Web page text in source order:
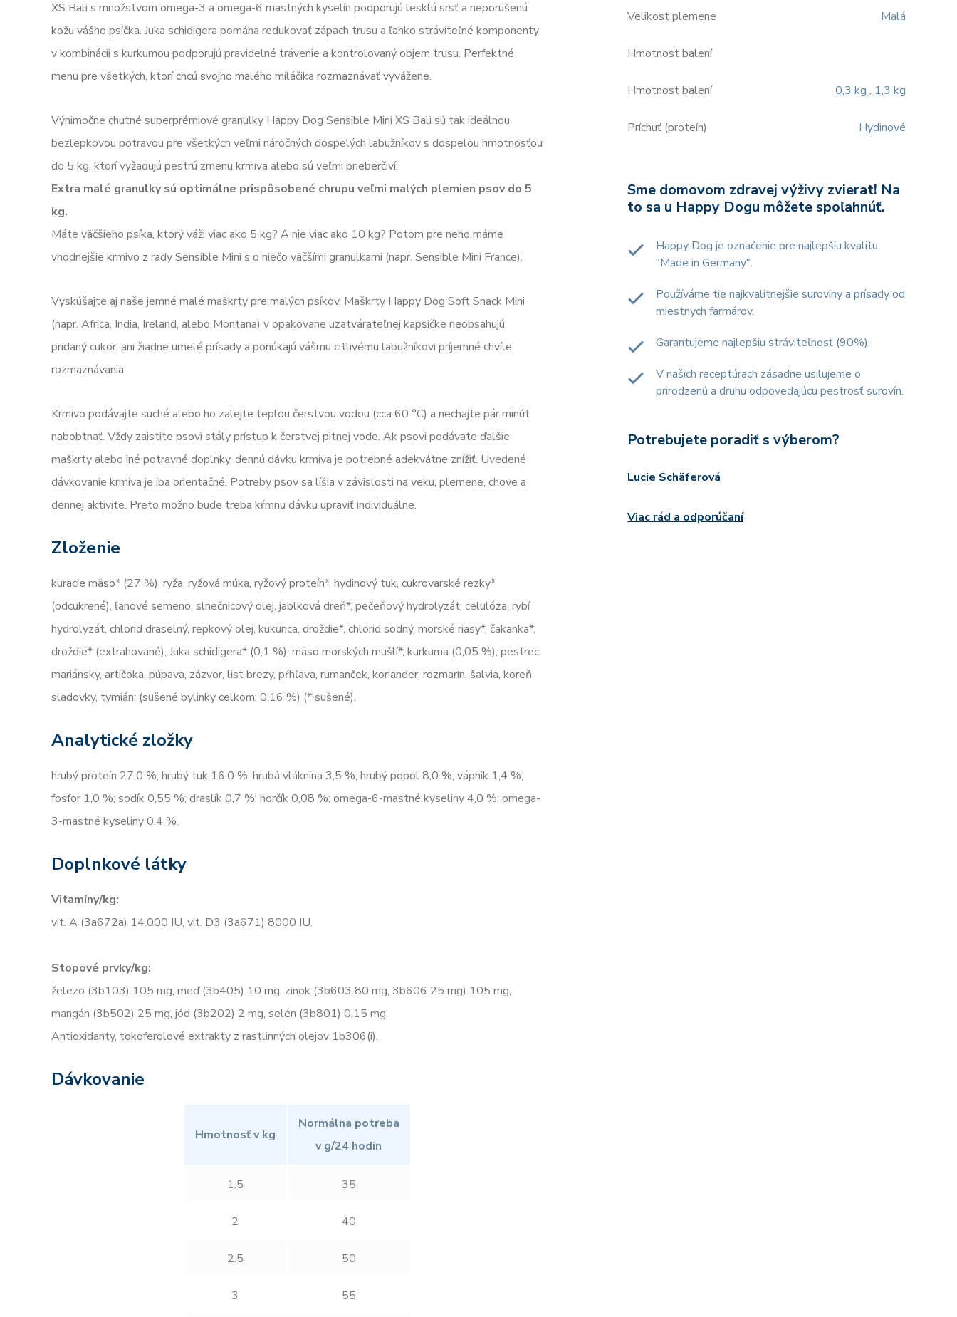
XS Bali s množstvom omega-3 a omega-6 mastných kyselín podporujú lesklú srsť a neporušenú
kožu vášho psíčka. Juka schidigera pomáha redukovať zápach trusu a ľahko stráviteľné komponenty
v kombinácii s kurkumou podporujú pravidelné trávenie a kontrolovaný objem trusu. Perfektné
menu pre všetkých, ktorí chcú svojho malého miláčika rozmaznávať vyvážene.
Výnimočne chutné superprémiové granulky Happy Dog Sensible Mini XS Bali sú tak ideálnou
bezlepkovou potravou pre všetkých veľmi náročných dospelých labužníkov s dospelou hmotnosťou
do 5 kg, ktorí vyžadujú pestrú zmenu krmiva alebo sú veľmi prieberčiví.
Extra malé granulky sú optimálne prispôsobené chrupu veľmi malých plemien psov do 5
kg.
Máte väčšieho psíka, ktorý váži viac ako 5 kg? A nie viac ako 10 kg? Potom pre neho máme
vhodnejšie krmivo z rady Sensible Mini s o niečo väčšími granulkami (napr. Sensible Mini France).
Vyskúšajte aj naše jemné malé maškrty pre malých psíkov. Maškrty Happy Dog Soft Snack Mini
(napr. Africa, India, Ireland, alebo Montana) v opakovane uzatvárateľnej kapsičke neobsahujú
pridaný cukor, ani žiadne umelé prísady a ponúkajú vášmu citlivému labužníkovi príjemné chvíle
rozmaznávania.
Krmivo podávajte suché alebo ho zalejte teplou čerstvou vodou (cca 60 °C) a nechajte pár minút
nabobtnať. Vždy zaistite psovi stály prístup k čerstvej pitnej vode. Ak psovi podávate ďalšie
maškrty alebo iné potravné doplnky, dennú dávku krmiva je potrebné adekvátne znížiť. Uvedené
dávkovanie krmiva je iba orientačné. Potreby psov sa líšia v závislosti na veku, plemene, chove a
dennej aktivite. Preto možno bude treba kŕmnu dávku upraviť individuálne.
Zloženie
kuracie mäso* (27 %), ryža, ryžová múka, ryžový proteín*, hydinový tuk, cukrovarské rezky*
(odcukrené), ľanové semeno, slnečnicový olej, jablková dreň*, pečeňový hydrolyzát, celulóza, rybí
hydrolyzát, chlorid draselný, repkový olej, kukurica, droždie*, chlorid sodný, morské riasy*, čakanka*,
droždie* (extrahované), Juka schidigera* (0,1 %), mäso morských mušlí*, kurkuma (0,05 %), pestrec
mariánsky, artičoka, púpava, zázvor, list brezy, pŕhľava, rumanček, koriander, rozmarín, šalvia, koreň
sladovky, tymián; (sušené bylinky celkom: 0,16 %) (* sušené).
Analytické zložky
hrubý proteín 27,0 %; hrubý tuk 16,0 %; hrubá vláknina 3,5 %; hrubý popol 8,0 %; vápnik 1,4 %;
fosfor 1,0 %; sodík 0,55 %; draslík 0,7 %; horčík 0,08 %; omega-6-mastné kyseliny 4,0 %; omega-
3-mastné kyseliny 0,4 %.
Doplnkové látky
Vitamíny/kg:
vit. A (3a672a) 14.000 IU, vit. D3 (3a671) 8000 IU.
Stopové prvky/kg:
železo (3b103) 105 mg, meď (3b405) 10 mg, zinok (3b603 80 mg, 3b606 25 mg) 105 mg,
mangán (3b502) 25 mg, jód (3b202) 2 mg, selén (3b801) 0,15 mg.
Antioxidanty, tokoferolové extrakty z rastlinných olejov 1b306(i).
Dávkovanie
Hmotnosť v kg
Normálna potreba
v g/24 hodin
1.5 35
2 40
2.5 50
3 55
Velikost plemene Malá
Hmotnost balení
Hmotnost balení 0,3 kg , 1,3 kg
Príchuť (proteín) Hydinové
Sme domovom zdravej výživy zvierat! Na
to sa u Happy Dogu môžete spoľahnúť.
Happy Dog je označenie pre najlepšiu kvalitu
"Made in Germany".
Používáme tie najkvalitnejšie suroviny a prísady od
miestnych farmárov.
Garantujeme najlepšiu stráviteľnosť (90%).
V našich receptúrach zásadne usilujeme o
prirodzenú a druhu odpovedajúcu pestrosť surovín.
Potrebujete poradiť s výberom?
Lucie Schäferová
Viac rád a odporúčaní